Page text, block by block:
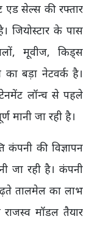
एड सेल्स की रफ्तार
जियोस्टार के पास
मूवीज, किड्स
का बड़ा नेटवर्क है।
लॉन्च से पहले
मानी जा रही है।
कंपनी की विज्ञापन
जा रही है। कंपनी
तालमेल का लाभ
मॉडल तैयार